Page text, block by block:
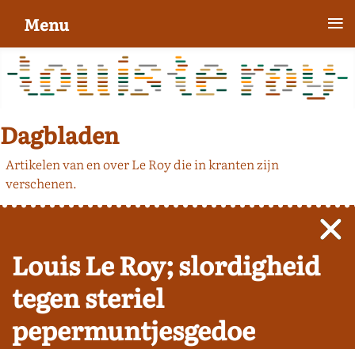
Dagbladen
Artikelen van en over Le Roy die in kranten zijn
verschenen.
Louis Le Roy; slordigheid
tegen steriel
pepermuntjesgedoe
Menu ≡